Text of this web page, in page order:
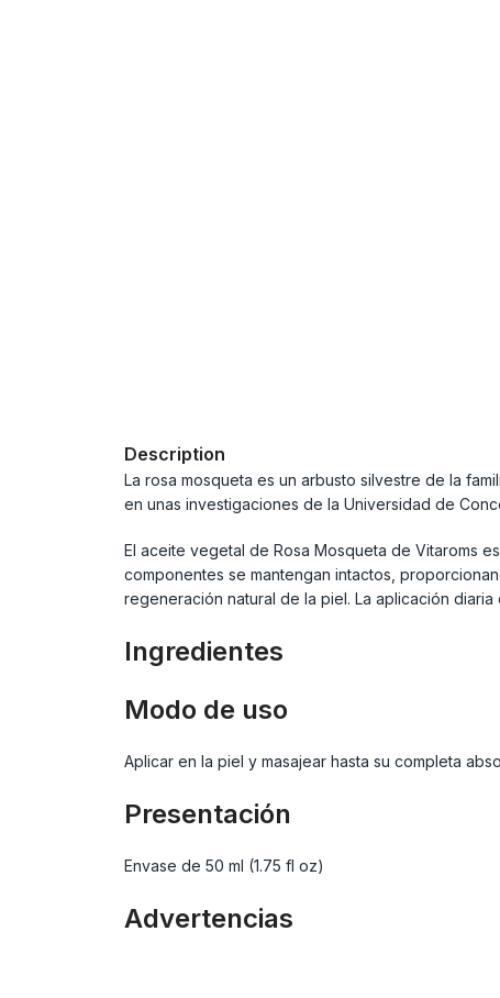
Description
La rosa mosqueta es un arbusto silvestre de la
en unas investigaciones de la Universidad de
El aceite vegetal de Rosa Mosqueta de Vitaroms
componentes se mantengan intactos,
regeneración natural de la piel. La aplicación
Ingredientes
Modo de uso
Aplicar en la piel y masajear hasta su completa
Presentación
Envase de 50 ml (1.75 fl oz)
Advertencias